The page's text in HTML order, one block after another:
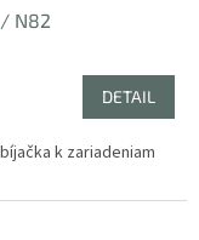
N82
DETAIL
k zariadeniam